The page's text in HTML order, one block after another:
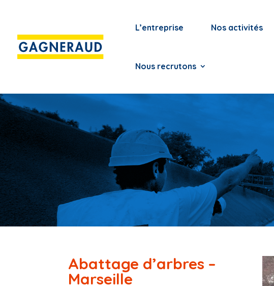
L’entreprise Nos activités
Nous recrutons
Abattage d’arbres –
Marseille